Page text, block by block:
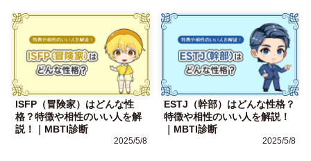
ISFP（冒険家）はどんな性
格？特徴や相性のいい人を解
説！｜MBTI診断
2025/5/8
ESTJ（幹部）はどんな性格？
特徴や相性のいい人を解説！
｜MBTI診断
2025/5/8